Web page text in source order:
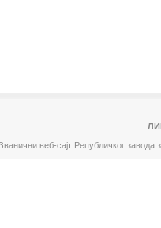
веб-сајт Републичког